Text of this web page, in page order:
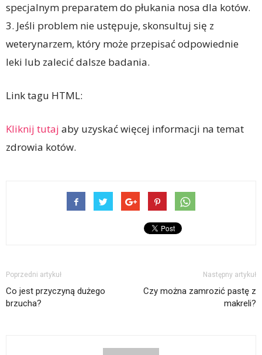
specjalnym preparatem do płukania nosa dla kotów.
3. Jeśli problem nie ustępuje, skonsultuj się z
weterynarzem, który może przepisać odpowiednie
leki lub zalecić dalsze badania.
Link tagu HTML:
Kliknij tutaj aby uzyskać więcej informacji na temat
zdrowia kotów.
Poprzedni artykuł
Co jest przyczyną dużego
brzucha?
Następny artykuł
Czy można zamrozić pastę z
makreli?